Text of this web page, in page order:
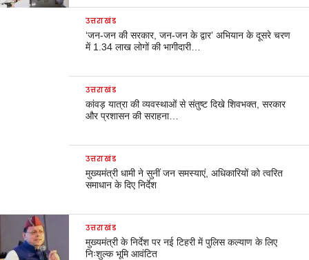
उत्तराखंड
‘जन-जन की सरकार, जन-जन के द्वार’ अभियान के दूसरे चरण
में 1.34 लाख लोगों की भागीदारी…
उत्तराखंड
कांवड़ यात्रा की व्यवस्थाओं से संतुष्ट दिखे शिवभक्त, सरकार
और प्रशासन की सराहना…
उत्तराखंड
मुख्यमंत्री धामी ने सुनीं जन समस्याएं, अधिकारियों को त्वरित
समाधान के दिए निर्देश
उत्तराखंड
मुख्यमंत्री के निर्देश पर नई टिहरी में पुलिस कल्याण के लिए
निःशुल्क भूमि आवंटित